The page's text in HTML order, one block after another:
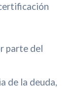
parte del
de la deuda,